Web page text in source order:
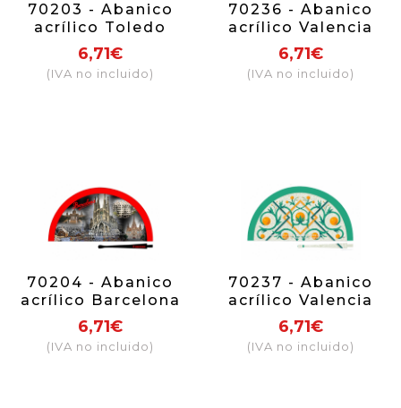
70203 - Abanico
acrílico Toledo
noche
6,71€
(IVA no incluido)
70236 - Abanico
acrílico Valencia
fallera
6,71€
(IVA no incluido)
70204 - Abanico
acrílico Barcelona
noche
6,71€
(IVA no incluido)
70237 - Abanico
acrílico Valencia
azulejo
6,71€
(IVA no incluido)